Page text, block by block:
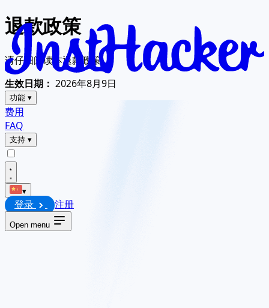
功能 ▾
费用
FAQ
支持 ▾
▾
登录 注册
Open menu
退款政策
请仔细阅读本退款政策。
生效日期： 2026年8月9日